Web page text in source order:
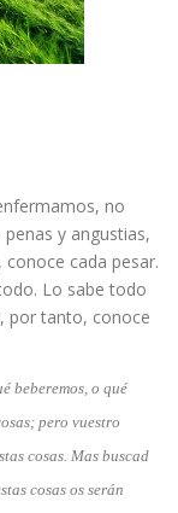
no
y angustias,
cada pesar.
Lo sabe todo
por tanto, conoce
beberemos, o qué
pero vuestro
cosas. Mas buscad
cosas os serán